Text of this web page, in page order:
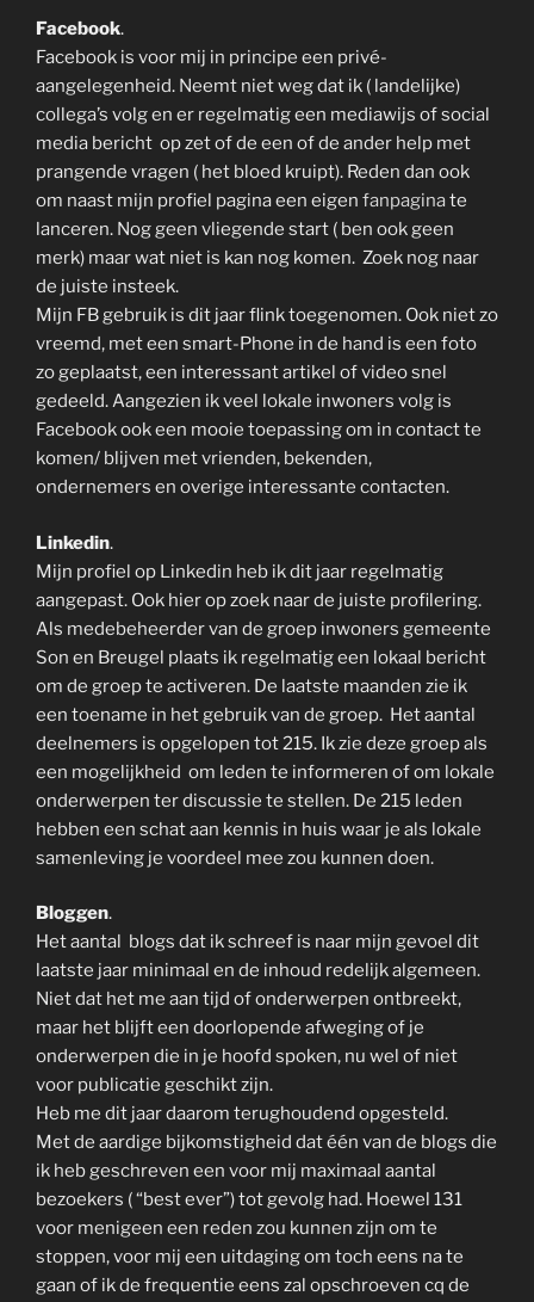
Facebook.
Facebook is voor mij in principe een privé-
aangelegenheid. Neemt niet weg dat ik ( landelijke)
collega’s volg en er regelmatig een mediawijs of social
media bericht op zet of de een of de ander help met
prangende vragen ( het bloed kruipt). Reden dan ook
om naast mijn profiel pagina een eigen fanpaginate
lanceren. Nog geen vliegende start ( ben ook geen
merk) maar wat niet is kan nog komen. Zoek nog naar
de juiste insteek.
Mijn FB gebruik is dit jaar flink toegenomen. Ook niet zo
vreemd, met een smart-Phone in de hand is een foto
zo geplaatst, een interessant artikel of video snel
gedeeld. Aangezien ik veel lokale inwoners volg is
Facebook ook een mooie toepassing om in contact te
komen/ blijven met vrienden, bekenden,
ondernemers en overige interessante contacten.
Linkedin.
Mijn profiel op Linkedin heb ik dit jaar regelmatig
aangepast. Ook hier op zoek naar de juiste profilering.
Als medebeheerder van de groep inwoners gemeente
Son en Breugel plaats ik regelmatig een lokaal bericht
om de groep te activeren. De laatste maanden zie ik
een toename in het gebruik van de groep. Het aantal
deelnemers is opgelopen tot 215. Ik zie deze groep als
een mogelijkheid om leden te informeren of om lokale
onderwerpen ter discussie te stellen. De 215 leden
hebben een schat aan kennis in huis waar je als lokale
samenleving je voordeel mee zou kunnen doen.
Bloggen.
Het aantal blogs dat ik schreef is naar mijn gevoel dit
laatste jaar minimaal en de inhoud redelijk algemeen.
Niet dat het me aan tijd of onderwerpen ontbreekt,
maar het blijft een doorlopende afweging of je
onderwerpen die in je hoofd spoken, nu wel of niet
voor publicatie geschikt zijn.
Heb me dit jaar daarom terughoudend opgesteld.
Met de aardige bijkomstigheid dat één van de blogs die
ik heb geschreven een voor mij maximaal aantal
bezoekers ( “best ever”) tot gevolg had. Hoewel 131
voor menigeen een reden zou kunnen zijn om te
stoppen, voor mij een uitdaging om toch eens na te
gaan of ik de frequentie eens zal opschroeven cq de